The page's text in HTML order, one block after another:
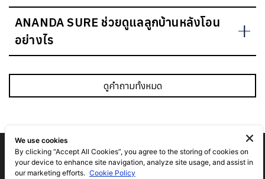
ANANDA SURE ช่วยดูแลลูกบ้านหลังโอน
อย่างไร
ดูคำถามทั้งหมด
We use cookies
By clicking “Accept All Cookies”, you agree to the storing of cookies on
your device to enhance site navigation, analyze site usage, and assist in
our marketing efforts. Cookie Policy